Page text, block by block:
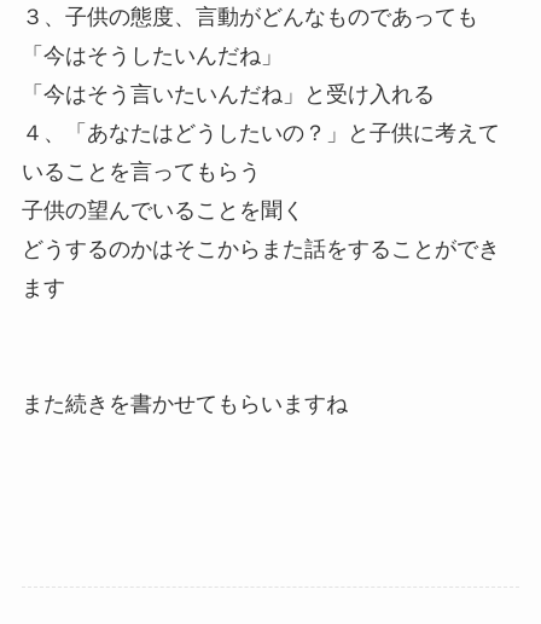
３、子供の態度、言動がどんなものであっても
「今はそうしたいんだね」
「今はそう言いたいんだね」と受け入れる
４、「あなたはどうしたいの？」と子供に考えて
いることを言ってもらう
子供の望んでいることを聞く
どうするのかはそこからまた話をすることができ
ます
また続きを書かせてもらいますね